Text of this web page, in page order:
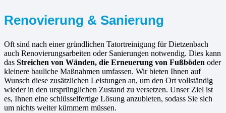
Renovierung & Sanierung
Oft sind nach einer gründlichen Tatortreinigung für Dietzenbach
auch Renovierungsarbeiten oder Sanierungen notwendig. Dies kann
das Streichen von Wänden, die Erneuerung von Fußböden oder
kleinere bauliche Maßnahmen umfassen. Wir bieten Ihnen auf
Wunsch diese zusätzlichen Leistungen an, um den Ort vollständig
wieder in den ursprünglichen Zustand zu versetzen. Unser Ziel ist
es, Ihnen eine schlüsselfertige Lösung anzubieten, sodass Sie sich
um nichts weiter kümmern müssen.